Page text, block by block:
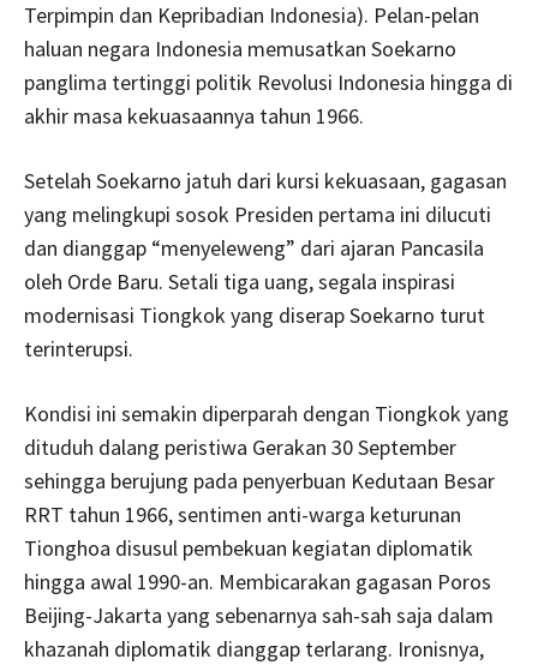
Terpimpin dan Kepribadian Indonesia). Pelan-pelan
haluan negara Indonesia memusatkan Soekarno
panglima tertinggi politik Revolusi Indonesia hingga di
akhir masa kekuasaannya tahun 1966.
Setelah Soekarno jatuh dari kursi kekuasaan, gagasan
yang melingkupi sosok Presiden pertama ini dilucuti
dan dianggap “menyeleweng” dari ajaran Pancasila
oleh Orde Baru. Setali tiga uang, segala inspirasi
modernisasi Tiongkok yang diserap Soekarno turut
terinterupsi.
Kondisi ini semakin diperparah dengan Tiongkok yang
dituduh dalang peristiwa Gerakan 30 September
sehingga berujung pada penyerbuan Kedutaan Besar
RRT tahun 1966, sentimen anti-warga keturunan
Tionghoa disusul pembekuan kegiatan diplomatik
hingga awal 1990-an. Membicarakan gagasan Poros
Beijing-Jakarta yang sebenarnya sah-sah saja dalam
khazanah diplomatik dianggap terlarang. Ironisnya,